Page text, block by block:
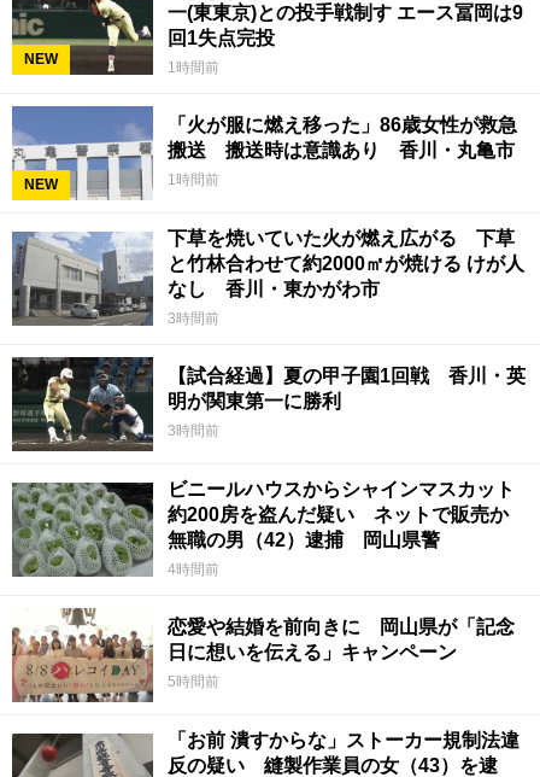
NEW
一(東東京)との投手戦制す エース冨岡は9
回1失点完投
1時間前
NEW
「火が服に燃え移った」86歳女性が救急
搬送 搬送時は意識あり 香川・丸亀市
1時間前
下草を焼いていた火が燃え広がる 下草
と竹林合わせて約2000㎡が焼ける けが人
なし 香川・東かがわ市
3時間前
【試合経過】夏の甲子園1回戦 香川・英
明が関東第一に勝利
3時間前
ビニールハウスからシャインマスカット
約200房を盗んだ疑い ネットで販売か
無職の男（42）逮捕 岡山県警
4時間前
恋愛や結婚を前向きに 岡山県が「記念
日に想いを伝える」キャンペーン
5時間前
「お前 潰すからな」ストーカー規制法違
反の疑い 縫製作業員の女（43）を逮